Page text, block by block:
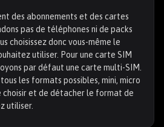
des abonnements et des cartes
pas de téléphones ni de packs
choisissez donc vous-même le
utiliser. Pour une carte SIM
par défaut une carte multi-SIM.
les formats possibles, mini, micro
choisir et de détacher le format de
utiliser.